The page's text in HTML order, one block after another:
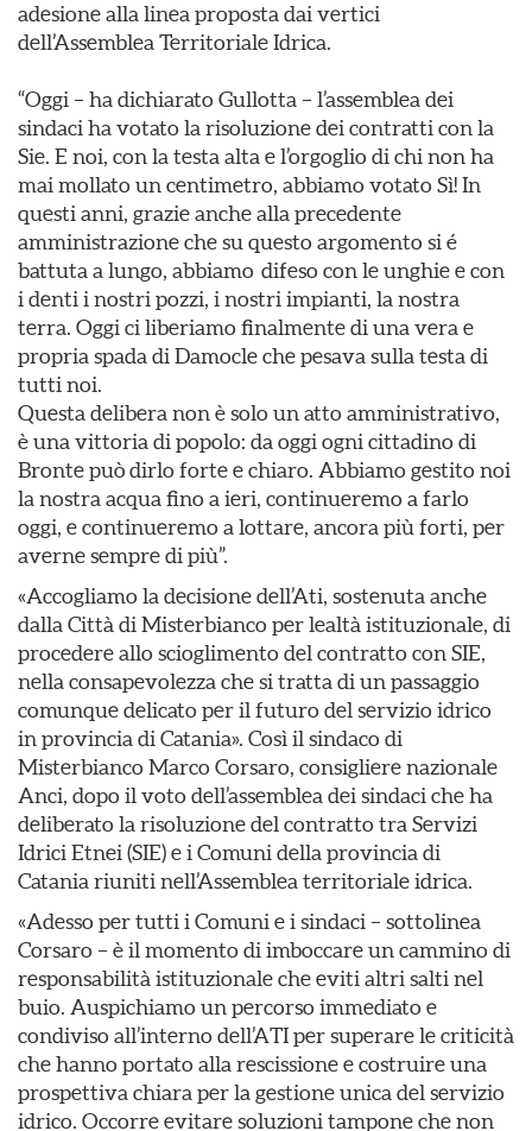
adesione alla linea proposta dai vertici
dell’Assemblea Territoriale Idrica.
“Oggi – ha dichiarato Gullotta – l’assemblea dei
sindaci ha votato la risoluzione dei contratti con la
Sie. E noi, con la testa alta e l’orgoglio di chi non ha
mai mollato un centimetro, abbiamo votato Sì! In
questi anni, grazie anche alla precedente
amministrazione che su questo argomento si é
battuta a lungo, abbiamo difeso con le unghie e con
i denti i nostri pozzi, i nostri impianti, la nostra
terra. Oggi ci liberiamo finalmente di una vera e
propria spada di Damocle che pesava sulla testa di
tutti noi.
Questa delibera non è solo un atto amministrativo,
è una vittoria di popolo: da oggi ogni cittadino di
Bronte può dirlo forte e chiaro. Abbiamo gestito noi
la nostra acqua fino a ieri, continueremo a farlo
oggi, e continueremo a lottare, ancora più forti, per
averne sempre di più”.
«Accogliamo la decisione dell’Ati, sostenuta anche
dalla Città di Misterbianco per lealtà istituzionale, di
procedere allo scioglimento del contratto con SIE,
nella consapevolezza che si tratta di un passaggio
comunque delicato per il futuro del servizio idrico
in provincia di Catania». Così il sindaco di
Misterbianco Marco Corsaro, consigliere nazionale
Anci, dopo il voto dell’assemblea dei sindaci che ha
deliberato la risoluzione del contratto tra Servizi
Idrici Etnei (SIE) e i Comuni della provincia di
Catania riuniti nell’Assemblea territoriale idrica.
«Adesso per tutti i Comuni e i sindaci – sottolinea
Corsaro – è il momento di imboccare un cammino di
responsabilità istituzionale che eviti altri salti nel
buio. Auspichiamo un percorso immediato e
condiviso all’interno dell’ATI per superare le criticità
che hanno portato alla rescissione e costruire una
prospettiva chiara per la gestione unica del servizio
idrico. Occorre evitare soluzioni tampone che non